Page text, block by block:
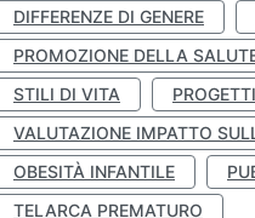
DIFFERENZE DI GENERE
PROMOZIONE DELLA
STILI DI VITA
VALUTAZIONE IMPATTO
OBESITÀ INFANTILE
TELARCA PREMATURO